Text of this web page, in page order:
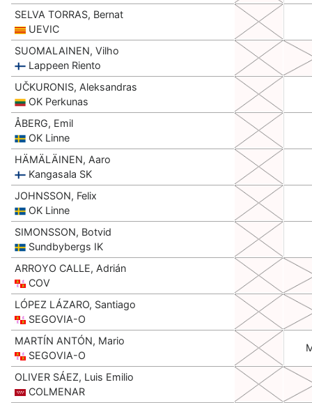
SELVA TORRAS, Bernat
UEVIC
SUOMALAINEN, Vilho
Lappeen Riento
UČKURONIS, Aleksandras
OK Perkunas
ÅBERG, Emil
OK Linne
HÄMÄLÄINEN, Aaro
Kangasala SK
JOHNSSON, Felix
OK Linne
SIMONSSON, Botvid
Sundbybergs IK
ARROYO CALLE, Adrián
COV
LÓPEZ LÁZARO, Santiago
SEGOVIA-O
MARTÍN ANTÓN, Mario
SEGOVIA-O
OLIVER SÁEZ, Luis Emilio
COLMENAR